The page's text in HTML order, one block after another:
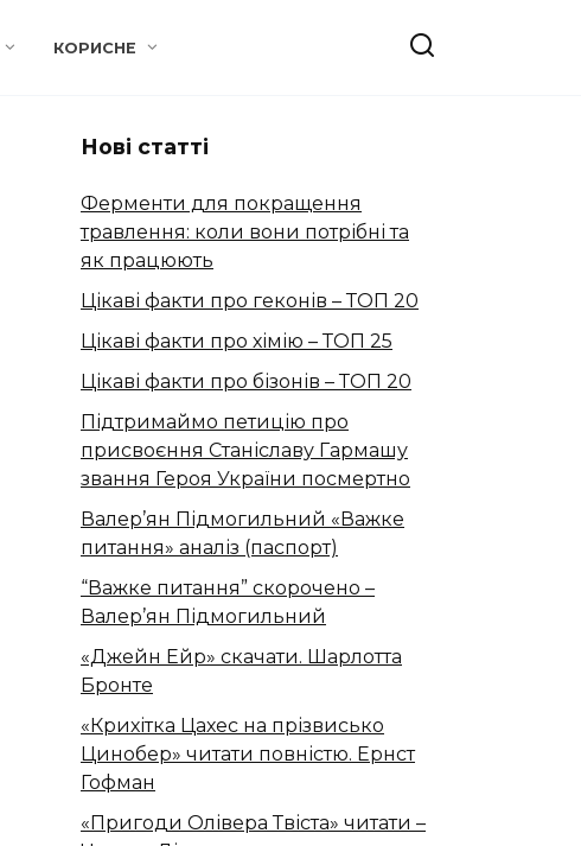
КОРИСНЕ
Нові статті
Ферменти для покращення
травлення: коли вони потрібні та
як працюють
Цікаві факти про геконів – ТОП 20
Цікаві факти про хімію – ТОП 25
Цікаві факти про бізонів – ТОП 20
Підтримаймо петицію про
присвоєння Станіславу Гармашу
звання Героя України посмертно
Валер’ян Підмогильний «Важке
питання» аналіз (паспорт)
“Важке питання” скорочено –
Валер’ян Підмогильний
«Джейн Ейр» скачати. Шарлотта
Бронте
«Крихітка Цахес на прізвисько
Цинобер» читати повністю. Ернст
Гофман
«Пригоди Олівера Твіста» читати –